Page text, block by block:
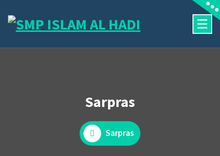
content
Sarpras
Sarpras